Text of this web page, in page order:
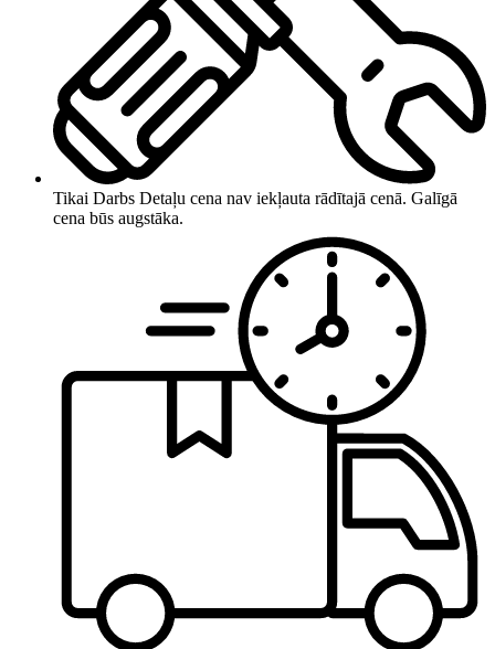
Tikai Darbs Detaļu cena nav iekļauta rādītajā cenā. Galīgā
cena būs augstāka.